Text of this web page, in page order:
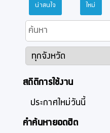
น่าสนใจ ใหม่
สถิติการใช้งาน
ประกาศใหม่วันนี้
คำค้นหายอดฮิต